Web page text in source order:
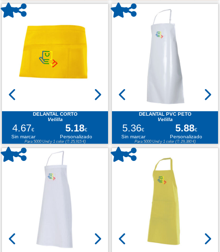
DELANTAL CORTO
Velilla
4.67€ 5.18€
Sin marcar
Personalizado
Para 5000 Und y 1 color (T: 25,915 €)
DELANTAL PVC PETO
Velilla
5.36€ 5.88€
Sin marcar
Personalizado
Para 5000 Und y 1 color (T: 29,380 €)